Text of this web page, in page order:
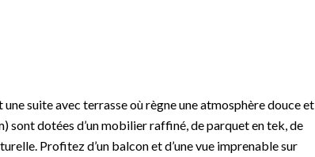
suite avec terrasse où règne une atmosphère douce et
sont dotées d’un mobilier raffiné, de parquet en tek, de
Profitez d’un balcon et d’une vue imprenable sur